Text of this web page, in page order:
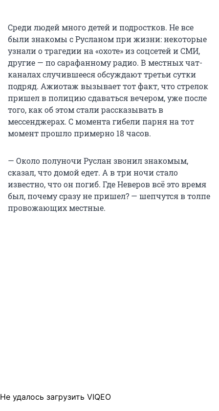
Среди людей много детей и подростков. Не все
были знакомы с Русланом при жизни: некоторые
узнали о трагедии на «охоте» из соцсетей и СМИ,
другие — по сарафанному радио. В местных чат-
каналах случившееся обсуждают третьи сутки
подряд. Ажиотаж вызывает тот факт, что стрелок
пришел в полицию сдаваться вечером, уже после
того, как об этом стали рассказывать в
мессенджерах. С момента гибели парня на тот
момент прошло примерно 18 часов.
— Около полуночи Руслан звонил знакомым,
сказал, что домой едет. А в три ночи стало
известно, что он погиб. Где Неверов всё это время
был, почему сразу не пришел? — шепчутся в толпе
провожающих местные.
Не удалось загрузить VIQEO